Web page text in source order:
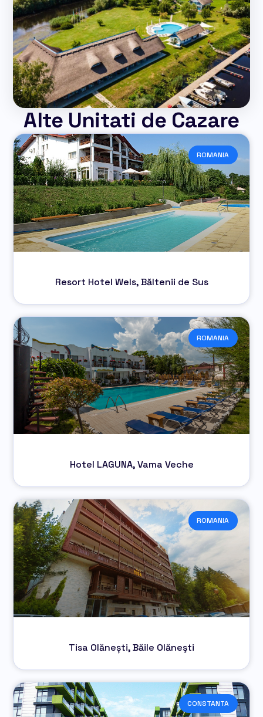
Alte Unitati de Cazare
ROMANIA
Resort Hotel Wels, Băltenii de Sus
ROMANIA
Hotel LAGUNA, Vama Veche
ROMANIA
Tisa Olănești, Băile Olăneşti
CONSTANTA